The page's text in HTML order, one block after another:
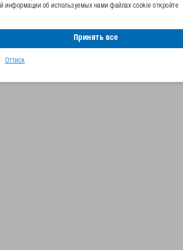
102.1609
информации об используемых нами файлах cookie откройте
Принять все
Оттиск